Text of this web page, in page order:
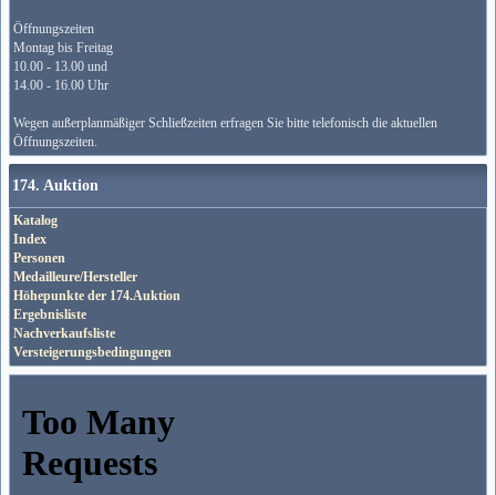
Öffnungszeiten
Montag bis Freitag
10.00 - 13.00 und
14.00 - 16.00 Uhr
Wegen außerplanmäßiger Schließzeiten erfragen Sie bitte telefonisch die aktuellen
Öffnungszeiten.
174. Auktion
Katalog
Index
Personen
Medailleure/Hersteller
Höhepunkte der 174.Auktion
Ergebnisliste
Nachverkaufsliste
Versteigerungsbedingungen